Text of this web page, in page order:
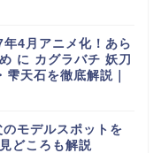
年4月アニメ化！あら
に カグラバチ 妖刀
天石を徹底解説｜
のモデルスポットを
どころも解説